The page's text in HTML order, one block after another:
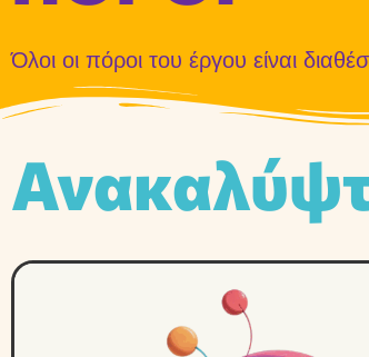
Όλοι οι πόροι του έργου είναι